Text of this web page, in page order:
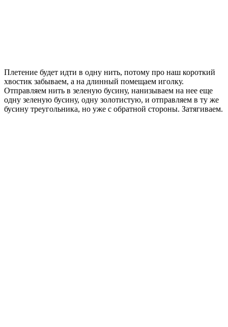
Плетение будет идти в одну нить, потому про наш короткий
хвостик забываем, а на длинный помещаем иголку.
Отправляем нить в зеленую бусину, нанизываем на нее еще
одну зеленую бусину, одну золотистую, и отправляем в ту же
бусину треугольника, но уже с обратной стороны. Затягиваем.